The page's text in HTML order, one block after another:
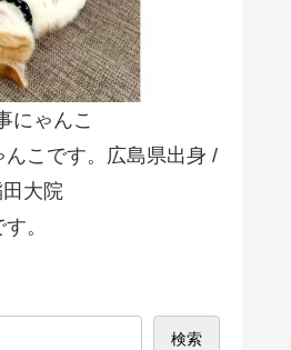
にゃんこ
こです。広島県出身 /
大院
。
検索